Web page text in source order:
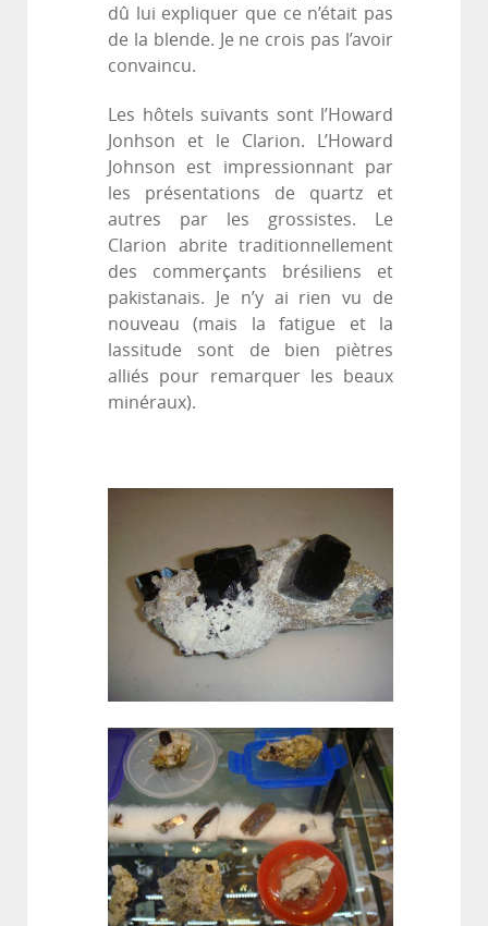
dû lui expliquer que ce n’était pas
de la blende. Je ne crois pas l’avoir
convaincu.
Les hôtels suivants sont l’Howard
Jonhson et le Clarion. L’Howard
Johnson est impressionnant par
les présentations de quartz et
autres par les grossistes. Le
Clarion abrite traditionnellement
des commerçants brésiliens et
pakistanais. Je n’y ai rien vu de
nouveau (mais la fatigue et la
lassitude sont de bien piètres
alliés pour remarquer les beaux
minéraux).